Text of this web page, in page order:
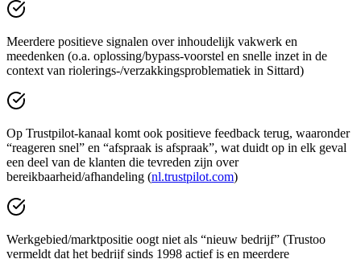
Meerdere positieve signalen over inhoudelijk vakwerk en
meedenken (o.a. oplossing/bypass-voorstel en snelle inzet in de
context van riolerings-/verzakkingsproblematiek in Sittard)
Op Trustpilot-kanaal komt ook positieve feedback terug, waaronder
“reageren snel” en “afspraak is afspraak”, wat duidt op in elk geval
een deel van de klanten die tevreden zijn over
bereikbaarheid/afhandeling (nl.trustpilot.com)
Werkgebied/marktpositie oogt niet als “nieuw bedrijf” (Trustoo
vermeldt dat het bedrijf sinds 1998 actief is en meerdere